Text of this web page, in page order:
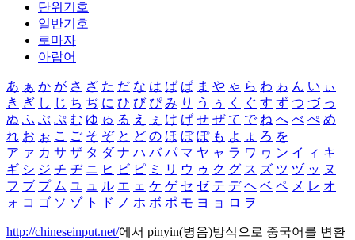
단위기호
일반기호
로마자
아랍어
あ ぁ か が さ ざ た だ な は ば ぱ ま や ゃ ら わ ゎ ん い ぃ
き ぎ し じ ち ぢ に ひ び ぴ み り う ぅ く ぐ す ず つ づ っ
ぬ ふ ぶ ぷ む ゆ ゅ る え ぇ け げ せ ぜ て で ね へ べ ぺ め
れ お ぉ こ ご そ ぞ と ど の ほ ぼ ぽ も よ ょ ろ を
ア ァ カ サ ザ タ ダ ナ ハ バ パ マ ヤ ャ ラ ワ ヮ ン イ ィ キ
ギ シ ジ チ ヂ ニ ヒ ビ ピ ミ リ ウ ゥ ク グ ス ズ ツ ヅ ッ ヌ
フ ブ プ ム ユ ュ ル エ ェ ケ ゲ セ ゼ テ デ ヘ ベ ペ メ レ オ
ォ コ ゴ ソ ゾ ト ド ノ ホ ボ ポ モ ヨ ョ ロ ヲ ―
http://chineseinput.net/에서 pinyin(병음)방식으로 중국어를 변환